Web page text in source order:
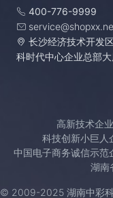
400-776-9999
长沙经济技术开发
科时代中心企业总部
高新技术企
科技创新小巨人
中国电子商务诚信示范
湖南
© 2009-2025 湖南中彩